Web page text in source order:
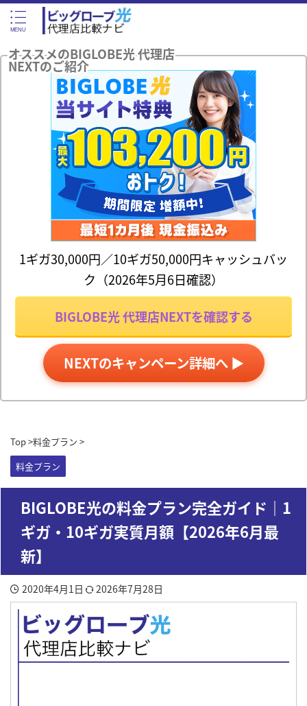
オススメのBIGLOBE光 代理店
NEXTのご紹介
1ギガ30,000円／10ギガ50,000円キャッシュバッ
ク（2026年5月6日確認）
BIGLOBE光 代理店NEXTを確認する
NEXTのキャンペーン詳細へ ▶
Top>料金プラン >
料金プラン
BIGLOBE光の料金プラン完全ガイド｜1
ギガ・10ギガ実質月額【2026年6月最
新】
2020年4月1日 2026年7月28日